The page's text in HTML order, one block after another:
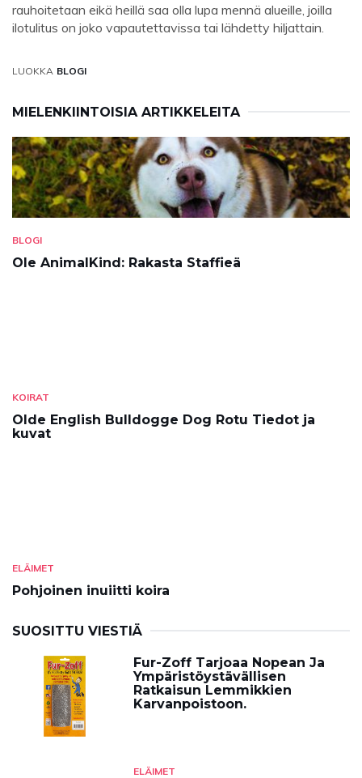
rauhoitetaan eikä heillä saa olla lupa mennä alueille, joilla
ilotulitus on joko vapautettavissa tai lähdetty hiljattain.
LUOKKA BLOGI
MIELENKIINTOISIA ARTIKKELEITA
BLOGI
Ole AnimalKind: Rakasta Staffieä
KOIRAT
Olde English Bulldogge Dog Rotu Tiedot ja
kuvat
ELÄIMET
Pohjoinen inuiitti koira
SUOSITTU VIESTIÄ
Fur-Zoff Tarjoaa Nopean Ja
Ympäristöystävällisen
Ratkaisun Lemmikkien
Karvanpoistoon.
ELÄIMET